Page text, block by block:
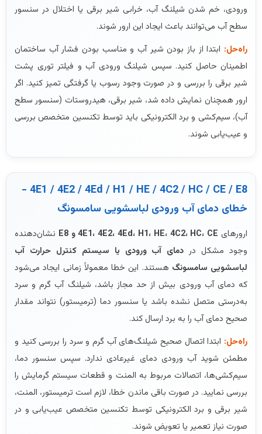
ورودی، خم شدن شیلنگ آب، خرابی شیر برقی یا اختلال در سنسور
سطح آب می‌توانند باعث ایجاد این ارور شوند.
راه‌حل: ابتدا از باز بودن شیر آب و مناسب بودن فشار آب ساختمان
اطمینان حاصل کنید. سپس شیلنگ ورودی آب و فیلتر توری پشت
شیر برقی را بررسی و در صورت وجود رسوب یا گرفتگی تمیز کنید. اگر
ارور همچنان نمایش داده شد، شیر برقی، هیدروستات (سنسور سطح
آب)، سیم‌کشی و برد الکترونیکی باید توسط تکنسین متخصص بررسی
و عیب‌یابی شوند.
4E1 / 4E2 / 4Ed / H1 / HE / 4C2 / HC / CE / E8 -
خطای دمای آب ورودی لباسشویی سامسونگ
ارورهای 4E1، 4E2، 4Ed، H1، HE، 4C2، HC، CE و E8
نشان‌دهنده
وجود مشکل در دمای آب ورودی یا سیستم کنترل حرارت آب
لباسشویی سامسونگ هستند. این خطا معمولاً زمانی ایجاد می‌شود
که دمای آب ورودی بیش از حد مجاز باشد، شیلنگ آب گرم و سرد
به‌درستی متصل نشده باشد یا سنسور دما (ترمیستور) نتواند مقدار
صحیح دمای آب را به برد ارسال کند.
راه‌حل: ابتدا اتصال صحیح شیلنگ‌های آب گرم و سرد را بررسی کنید و
مطمئن شوید آب ورودی دمای غیرعادی ندارد. سپس سنسور دما،
سیم‌کشی‌ها، اتصالات مربوط به المنت و قطعات سیستم گرمایش را
بررسی نمایید. در صورت باقی ماندن خطا، لازم است ترمیستور، المنت،
شیر برقی و برد الکترونیکی توسط تکنسین متخصص عیب‌یابی و در
صورت نیاز تعمیر یا تعویض شوند.